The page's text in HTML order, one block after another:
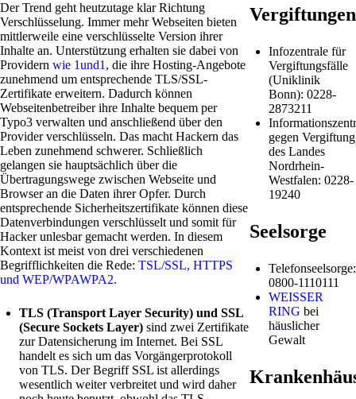
Der Trend geht heutzutage klar Richtung
Verschlüsselung. Immer mehr Webseiten bieten
mittlerweile eine verschlüsselte Version ihrer
Inhalte an. Unterstützung erhalten sie dabei von
Providern wie 1und1 , die ihre Hosting-Angebote
zunehmend um entsprechende TLS/SSL-
Zertifikate erweitern. Dadurch können
Webseitenbetreiber ihre Inhalte bequem per
Typo3 verwalten und anschließend über den
Provider verschlüsseln. Das macht Hackern das
Leben zunehmend schwerer. Schließlich
gelangen sie hauptsächlich über die
Übertragungswege zwischen Webseite und
Browser an die Daten ihrer Opfer. Durch
entsprechende Sicherheitszertifikate können diese
Datenverbindungen verschlüsselt und somit für
Hacker unlesbar gemacht werden. In diesem
Kontext ist meist von drei verschiedenen
Begrifflichkeiten die Rede: TSL/SSL, HTTPS
und WEP/WPAWPA2.
TLS (Transport Layer Security) und SSL
(Secure Sockets Layer) sind zwei Zertifikate
zur Datensicherung im Internet. Bei SSL
handelt es sich um das Vorgängerprotokoll
von TLS. Der Begriff SSL ist allerdings
wesentlich weiter verbreitet und wird daher
Vergiftungen
Infozentrale für
Vergiftungsfälle
(Uniklinik
Bonn): 0228-
2873211
gegen Vergiftung
des Landes
Nordrhein-
Westfalen: 0228-
19240
Seelsorge
Telefonseelsorge:
0800-1110111
WEISSER
RING bei
häuslicher
Gewalt